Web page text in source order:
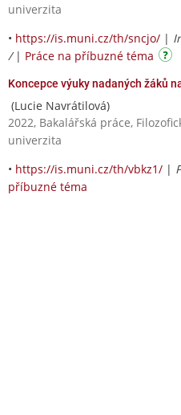
univerzita
• https://is.muni.cz/th/sncjo/ |
/ | Práce na příbuzné téma
Koncepce výuky nadaných žáků
(Lucie Navrátilová)
2022, Bakalářská práce,
univerzita
• https://is.muni.cz/th/vbkz1/ |
příbuzné téma